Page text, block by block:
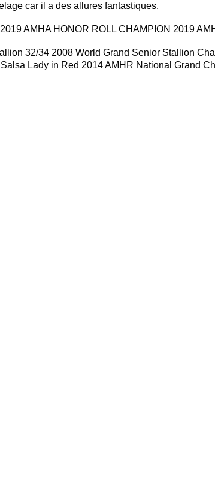
car il a des allures fantastiques.
AMHA HONOR ROLL CHAMPION 2019
32/34 2008 World Grand Senior Stallion
Lady in Red 2014 AMHR National Grand